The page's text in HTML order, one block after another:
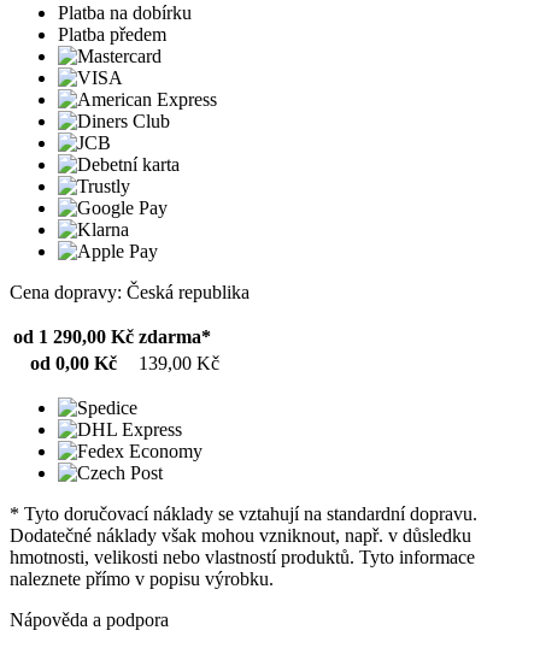
Platba na dobírku
Platba předem
Cena dopravy: Česká republika
od 1 290,00 Kč zdarma*
od 0,00 Kč
139,00 Kč
* Tyto doručovací náklady se vztahují na standardní dopravu.
Dodatečné náklady však mohou vzniknout, např. v důsledku
hmotnosti, velikosti nebo vlastností produktů. Tyto informace
naleznete přímo v popisu výrobku.
Nápověda a podpora